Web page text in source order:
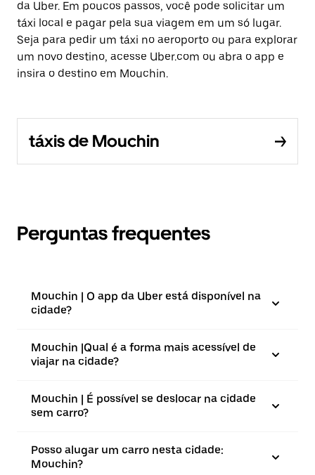
da Uber. Em poucos passos, você pode solicitar um
táxi local e pagar pela sua viagem em um só lugar.
Seja para pedir um táxi no aeroporto ou para explorar
um novo destino, acesse Uber.com ou abra o app e
insira o destino em Mouchin.
táxis de Mouchin
Perguntas frequentes
Mouchin | O app da Uber está disponível na
cidade?
Mouchin |⁠Qual é a forma mais acessível de
viajar na cidade?
Mouchin | É possível se deslocar na cidade
sem carro?
Posso alugar um carro nesta cidade:
Mouchin?